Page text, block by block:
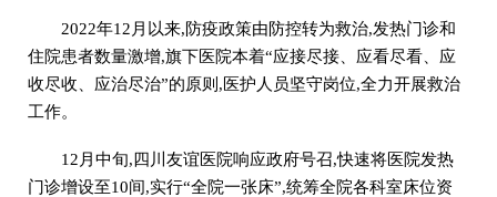
2022年12月以来,防疫政策由防控转为救治,发热门诊和
住院患者数量激增,旗下医院本着“应接尽接、应看尽看、应
收尽收、应治尽治”的原则,医护人员坚守岗位,全力开展救治
工作。
12月中旬,四川友谊医院响应政府号召,快速将医院发热
门诊增设至10间,实行“全院一张床”,统筹全院各科室床位资